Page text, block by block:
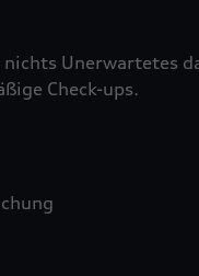
Unerwartetes
Check-ups.